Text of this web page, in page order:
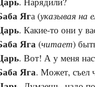
Яга (указывая на
. Какие-то они у
Яга (читает)
. Вот! А у меня
Яга. Может, съел